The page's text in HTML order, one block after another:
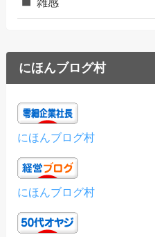
にほんブログ村
にほんブログ村
にほんブログ村